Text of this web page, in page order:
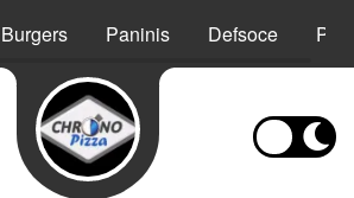
Burgers Paninis Defsoce